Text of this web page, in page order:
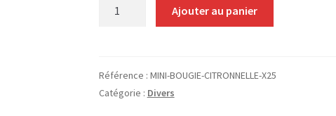
Citronnelle
(Pack
Ajouter au panier
Référence : MINI-BOUGIE-CITRONNELLE-X25
Catégorie : Divers